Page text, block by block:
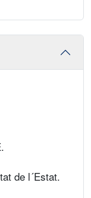
de l´Estat.